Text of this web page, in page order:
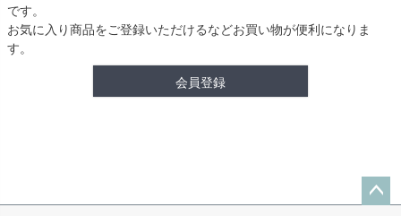
です。
お気に入り商品をご登録いただけるなどお買い物が便利になりま
す。
会員登録